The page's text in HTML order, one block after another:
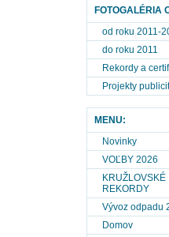
FOTOGALÉRIA
od roku 2011-
do roku 2011
Rekordy a
Projekty
MENU:
Novinky
VOĽBY 2026
KRUŽLOVSKÉ
REKORDY
Vývoz odpadu
Domov